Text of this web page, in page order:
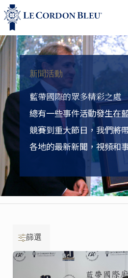
新聞活動
藍帶國際的眾多精彩之處
總有一些事件活動發生在
競賽到重大節日，我們將
各地的最新新聞，視頻和
篩選